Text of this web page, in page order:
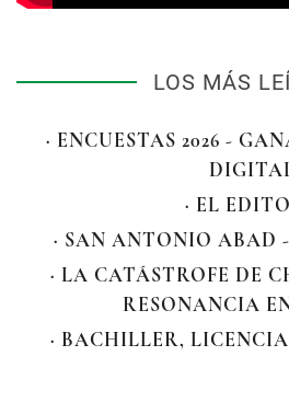
LOS MÁS
· ENCUESTAS 2026 -
· EL
· SAN ANTONIO ABAD
· LA CATÁSTROFE DE
RESONANCIA
· BACHILLER,